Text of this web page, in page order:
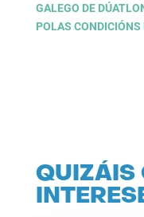
GALEGO DE
POLAS
QUIZÁIS